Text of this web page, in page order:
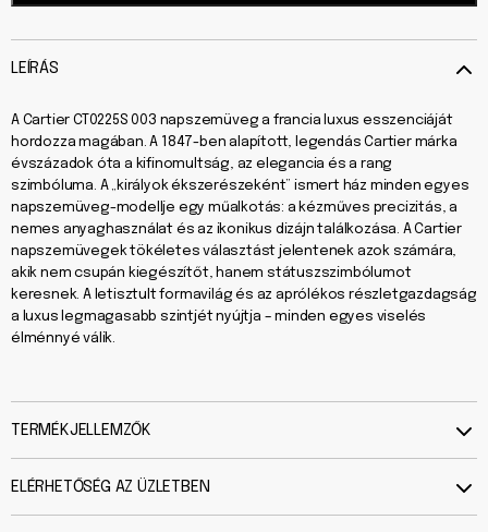
LEÍRÁS
A Cartier CT0225S 003 napszemüveg a francia luxus esszenciáját
hordozza magában. A 1847-ben alapított, legendás Cartier márka
évszázadok óta a kifinomultság, az elegancia és a rang
szimbóluma. A „királyok ékszerészeként” ismert ház minden egyes
napszemüveg-modellje egy műalkotás: a kézműves precizitás, a
nemes anyaghasználat és az ikonikus dizájn találkozása. A Cartier
napszemüvegek tökéletes választást jelentenek azok számára,
akik nem csupán kiegészítőt, hanem státuszszimbólumot
keresnek. A letisztult formavilág és az aprólékos részletgazdagság
a luxus legmagasabb szintjét nyújtja – minden egyes viselés
élménnyé válik.
TERMÉKJELLEMZŐK
ELÉRHETŐSÉG AZ ÜZLETBEN